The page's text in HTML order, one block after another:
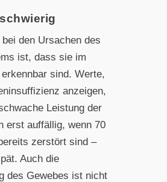
den Ursachen des
ist, dass sie im
sind. Werte,
suffizienz anzeigen,
Leistung der
erst auffällig, wenn 70
zerstört sind –
Auch die
des Gewebes ist nicht